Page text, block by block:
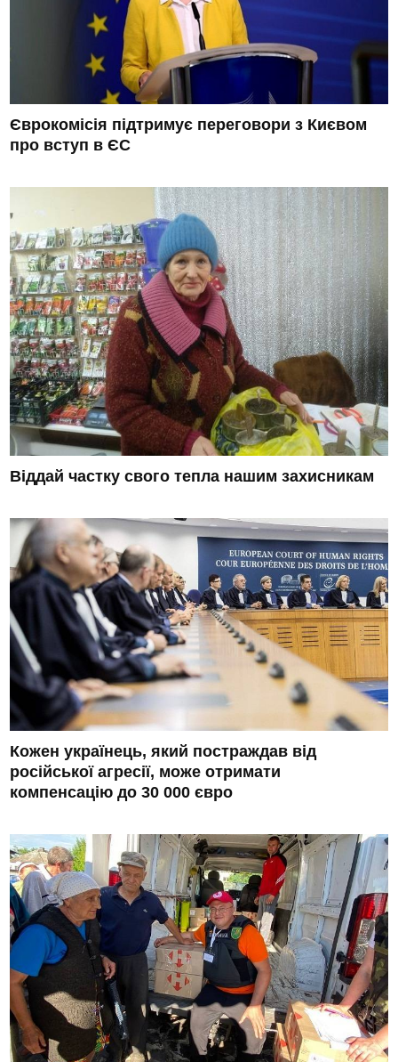
Єврокомісія підтримує переговори з Києвом
про вступ в ЄС
Віддай частку свого тепла нашим захисникам
Кожен українець, який постраждав від
російської агресії, може отримати
компенсацію до 30 000 євро